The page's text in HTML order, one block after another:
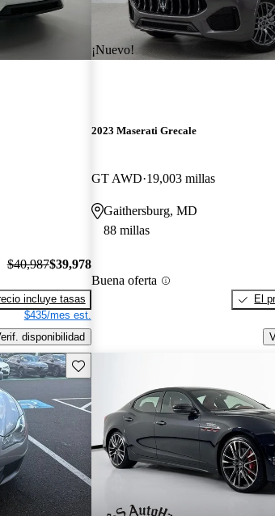
$40,987$39,978
incluye tasas
$435/mes est.
disponibilidad
¡Nuevo!
2023 Maserati Grecale
GT AWD 19,003 millas
Gaithersburg, MD
88 millas
Buena oferta
El
Guarda este Aviso